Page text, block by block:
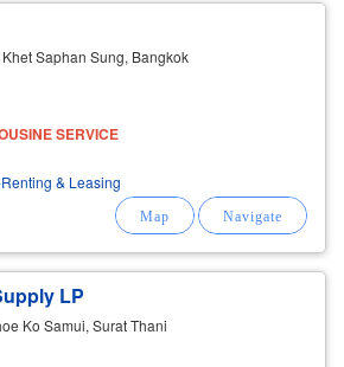
Saphan Sung, Bangkok
SERVICE
& Leasing
LP
Ko Samui, Surat Thani